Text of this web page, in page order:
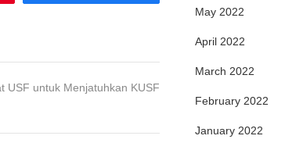
USF untuk Menjatuhkan KUSF
May 2022
April 2022
March 2022
February 2022
January 2022